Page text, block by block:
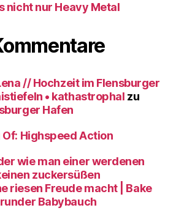
nicht nur Heavy Metal
// Hochzeit im Flensburger
• kathastrophal zu
Hafen
Of: Highspeed Action
wie man einer werdenen
zuckersüßen
riesen Freude macht | Bake
Babybauch